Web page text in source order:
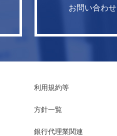
お問い合わせ
利用規約等
方針一覧
銀行代理業関連